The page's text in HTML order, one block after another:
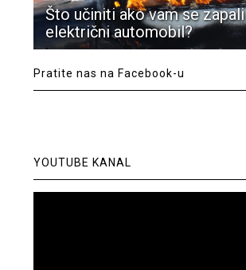
Što učiniti ako vam se zapali
električni automobil?
Pratite nas na Facebook-u
YOUTUBE KANAL